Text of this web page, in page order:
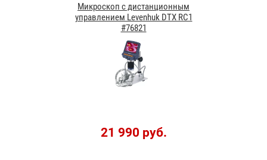
Микроскоп с дистанционным
управлением Levenhuk DTX RC1
#76821
21 990 руб.